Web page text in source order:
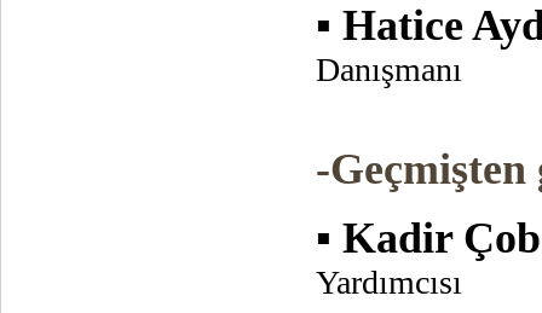
▪ Hatice
Danışmanı
-
▪ Kadir
Yardımcısı